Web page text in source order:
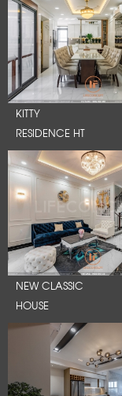
KITTY
RESIDENCE HT
NEW CLASSIC
HOUSE